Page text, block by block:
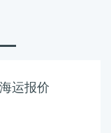
运报价